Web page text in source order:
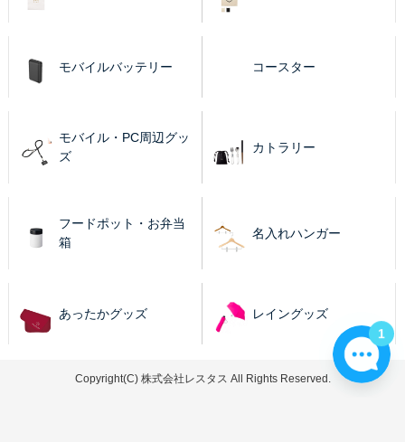
モバイルバッテリー コースター
モバイル・PC周辺グッ
ズ
カトラリー
フードポット・お弁当
箱
名入れハンガー
あったかグッズ レイングッズ
Copyright(C) 株式会社レスタス All Rights Reserved.
1